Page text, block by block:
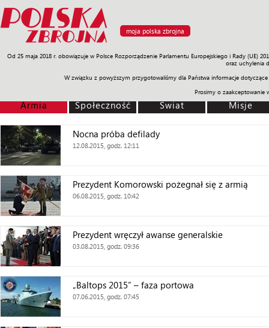
moja polska zbrojna
Od 25 maja 2018 r. obowiązuje w Polsce Rozporządzenie Parlamentu Europejskiego i Rady
oraz uchylenia
W związku z powyższym przygotowaliśmy dla Państwa informacje
Prosimy o
Armia Poligon Sprzęt Misje Polityka Prawo Świat
Armia Społeczność Świat Misje
Nocna próba defilady
12.08.2015, godz. 12:11
Prezydent Komorowski pożegnał się z armią
06.08.2015, godz. 10:42
Prezydent wręczył awanse generalskie
03.08.2015, godz. 09:36
„Baltops 2015” – faza portowa
07.06.2015, godz. 07:45